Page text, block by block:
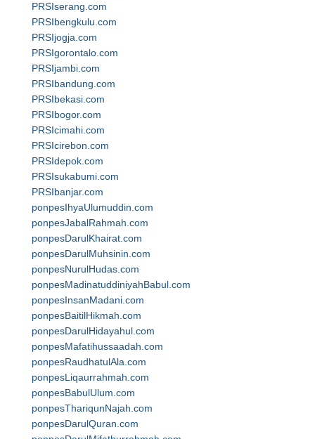
PRSIserang.com
PRSIbengkulu.com
PRSIjogja.com
PRSIgorontalo.com
PRSIjambi.com
PRSIbandung.com
PRSIbekasi.com
PRSIbogor.com
PRSIcimahi.com
PRSIcirebon.com
PRSIdepok.com
PRSIsukabumi.com
PRSIbanjar.com
ponpesIhyaUlumuddin.com
ponpesJabalRahmah.com
ponpesDarulKhairat.com
ponpesDarulMuhsinin.com
ponpesNurulHudas.com
ponpesMadinatuddiniyahBabul.com
ponpesInsanMadani.com
ponpesBaitilHikmah.com
ponpesDarulHidayahul.com
ponpesMafatihussaadah.com
ponpesRaudhatulAla.com
ponpesLiqaurrahmah.com
ponpesBabulUlum.com
ponpesThariqunNajah.com
ponpesDarulQuran.com